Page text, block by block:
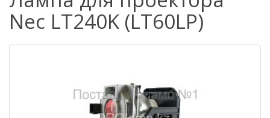
Nec LT240K (LT60LP)